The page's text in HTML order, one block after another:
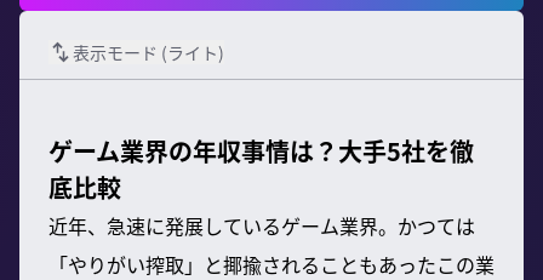
表示モード (ライト)
ゲーム業界の年収事情は？大手5社を徹
底比較
近年、急速に発展しているゲーム業界。かつては
「やりがい搾取」と揶揄されることもあったこの業